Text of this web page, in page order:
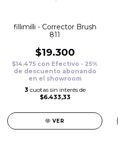
fillimilli - Corrector Brush
811
$19.300
$14.475 con Efectivo - 25%
de descuento abonando
en el showroom
3 cuotas sin interés de
$6.433,33
VER